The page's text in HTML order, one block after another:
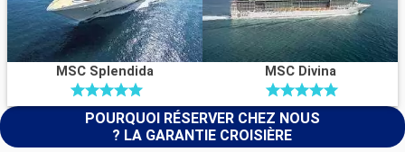
MSC Splendida MSC Divina
POURQUOI RÉSERVER CHEZ NOUS
? LA GARANTIE CROISIÈRE